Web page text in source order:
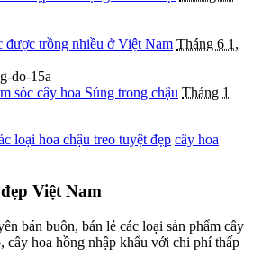
được trồng nhiều ở Việt Nam Tháng 6 1,
sóc cây hoa Súng trong chậu Tháng 1
loại hoa chậu treo tuyệt đẹp cây hoa
Việt Nam
bán buôn, bán lẻ các loại sản phẩm cây
cây hoa hồng nhập khẩu với chi phí thấp